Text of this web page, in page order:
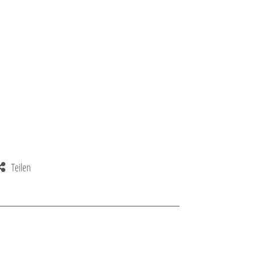
Teilen